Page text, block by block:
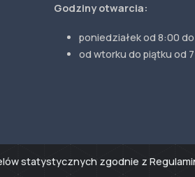
Godziny otwarcia:
poniedziałek od 8:00
od wtorku do piątku od
statystycznych zgodnie z